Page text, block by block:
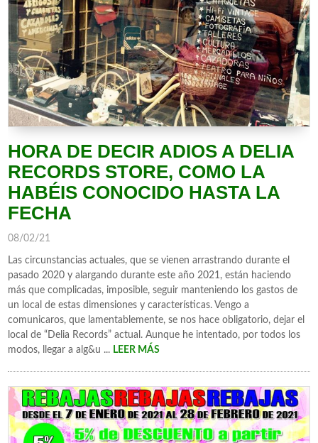
HORA DE DECIR ADIOS A DELIA
RECORDS STORE, COMO LA
HABÉIS CONOCIDO HASTA LA
FECHA
08/02/21
Las circunstancias actuales, que se vienen arrastrando durante el
pasado 2020 y alargando durante este año 2021, están haciendo
más que complicadas, imposible, seguir manteniendo los gastos de
un local de estas dimensiones y características. Vengo a
comunicaros, que lamentablemente, se nos hace obligatorio, dejar el
local de “Delia Records” actual. Aunque he intentado, por todos los
modos, llegar a alg&u ... LEER MÁS